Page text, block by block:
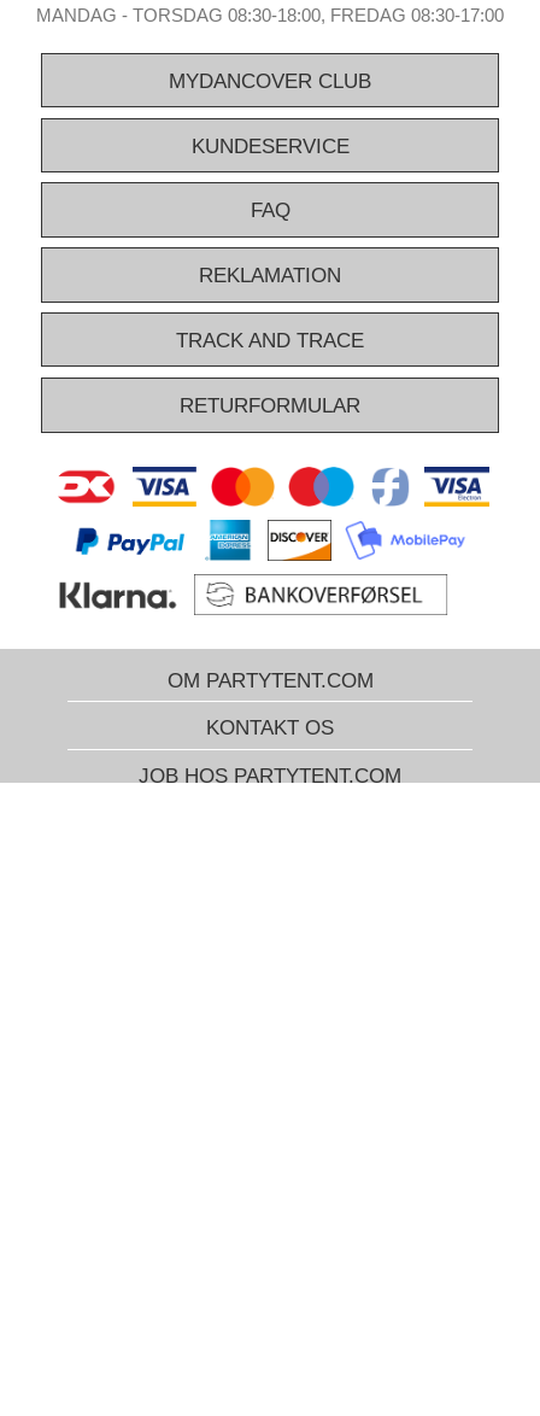
MANDAG - TORSDAG 08:30-18:00, FREDAG 08:30-17:00
MYDANCOVER CLUB
KUNDESERVICE
FAQ
REKLAMATION
TRACK AND TRACE
RETURFORMULAR
OM PARTYTENT.COM
KONTAKT OS
JOB HOS PARTYTENT.COM